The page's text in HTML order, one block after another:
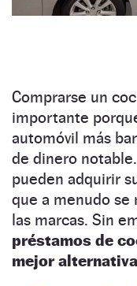
Comprarse un
importante
automóvil más
de dinero
pueden adquirir
que a menudo se
las marcas. Sin
préstamos de
mejor